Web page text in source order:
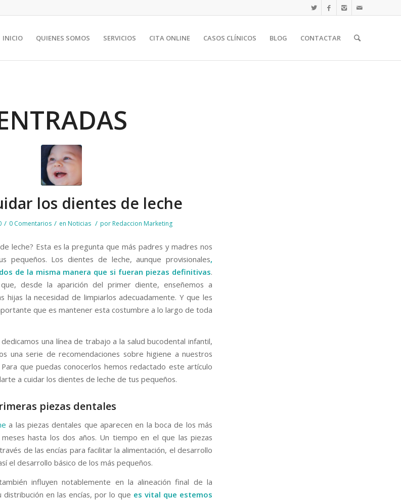
INICIO QUIENES SOMOS SERVICIOS CITA ONLINE CASOS CLÍNICOS BLOG CONTACTAR
los dientes de leche
/ 0 Comentarios / en Noticias / por Redaccion Marketing
leche? Esta es la pregunta que más padres y madres nos
pequeños. Los dientes de leche, aunque provisionales,
de la misma manera que si fueran piezas definitivas.
desde la aparición del primer diente, enseñemos a
hijas la necesidad de limpiarlos adecuadamente. Y que les
que es mantener esta costumbre a lo largo de toda
dedicamos una línea de trabajo a la salud bucodental infantil,
una serie de recomendaciones sobre higiene a nuestros
que puedas conocerlos hemos redactado este artículo
a cuidar los dientes de leche de tus pequeños.
piezas dentales
a las piezas dentales que aparecen en la boca de los más
hasta los dos años. Un tiempo en el que las piezas
de las encías para facilitar la alimentación, el desarrollo
el desarrollo básico de los más pequeños.
influyen notablemente en la alineación final de la
en las encías, por lo que es vital que estemos